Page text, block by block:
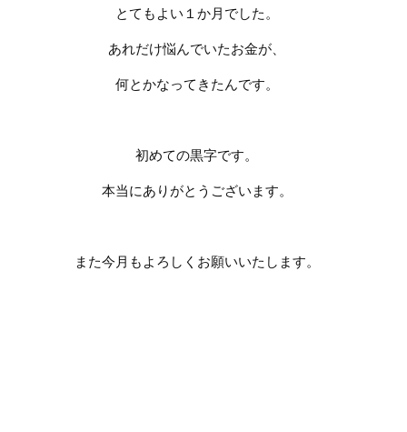
とてもよい１か月でした。
あれだけ悩んでいたお金が、
何とかなってきたんです。
初めての黒字です。
本当にありがとうございます。
また今月もよろしくお願いいたします。